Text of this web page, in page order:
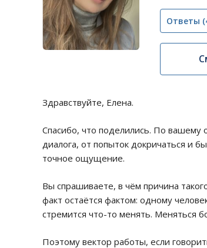
Ответы
Здравствуйте, Елена.
Спасибо, что поделились. По вашему
диалога, от попыток докричаться и
точное ощущение.
Вы спрашиваете, в чём причина
факт остаётся фактом: одному
стремится что-то менять. Меняться
Поэтому вектор работы, если